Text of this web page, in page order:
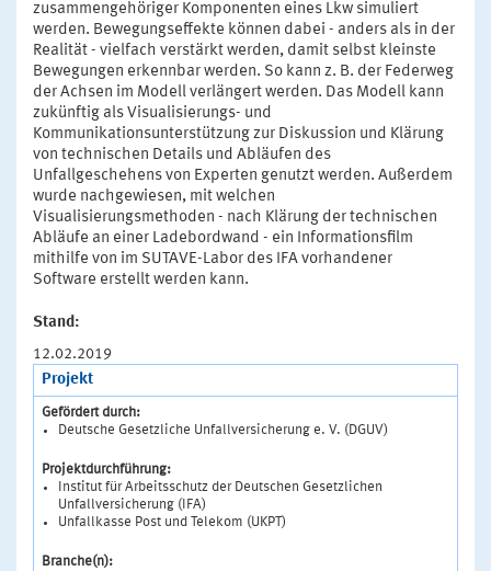
zusammengehöriger Komponenten eines Lkw simuliert
werden. Bewegungseffekte können dabei - anders als in der
Realität - vielfach verstärkt werden, damit selbst kleinste
Bewegungen erkennbar werden. So kann z. B. der Federweg
der Achsen im Modell verlängert werden. Das Modell kann
zukünftig als Visualisierungs- und
Kommunikationsunterstützung zur Diskussion und Klärung
von technischen Details und Abläufen des
Unfallgeschehens von Experten genutzt werden. Außerdem
wurde nachgewiesen, mit welchen
Visualisierungsmethoden - nach Klärung der technischen
Abläufe an einer Ladebordwand - ein Informationsfilm
mithilfe von im SUTAVE-Labor des IFA vorhandener
Software erstellt werden kann.
Stand:
12.02.2019
Projekt
Gefördert durch:
Deutsche Gesetzliche Unfallversicherung e. V. (DGUV)
Projektdurchführung:
Institut für Arbeitsschutz der Deutschen Gesetzlichen
Unfallversicherung (IFA)
Unfallkasse Post und Telekom (UKPT)
Branche(n):